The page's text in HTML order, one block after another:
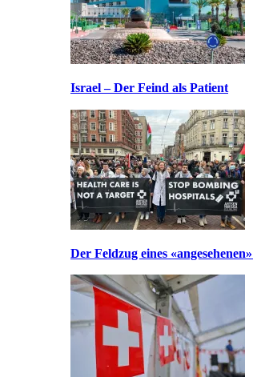
Israel – Der Feind als Patient
Der Feldzug eines